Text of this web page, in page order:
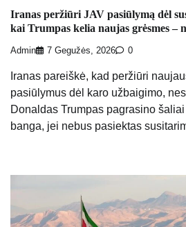
Iranas peržiūri JAV pasiūlymą dėl
kai Trumpas kelia naujas grėsmes –
Admin 7 Gegužės, 2026 0
Iranas pareiškė, kad peržiūri
pasiūlymus dėl karo užbaigimo,
Donaldas Trumpas pagrasino
banga, jei nebus pasiektas